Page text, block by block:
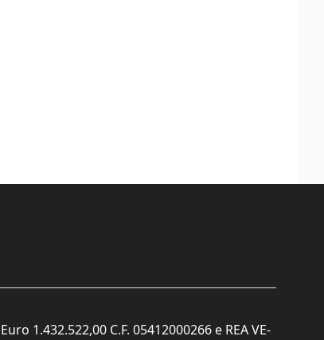
1.432.522,00 C.F. 05412000266 e REA VE-